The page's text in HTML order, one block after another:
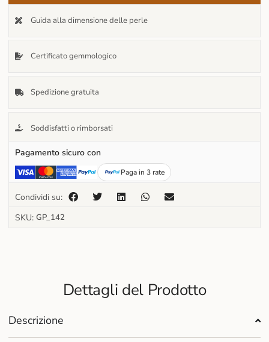
Guida alla dimensione delle perle
Certificato gemmologico
Spedizione gratuita
Soddisfatti o rimborsati
Pagamento sicuro con
Paga in 3 rate
Condividi su:
SKU: GP_142
Dettagli del Prodotto
Descrizione